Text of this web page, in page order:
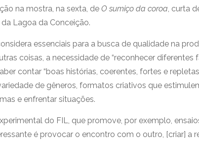
na mostra, na sexta, de O sumiço da coroa, curta
Lagoa da Conceição.
essenciais para a busca de qualidade na
coisas, a necessidade de “reconhecer diferentes
contar “boas histórias, coerentes, fortes e
de gêneros, formatos criativos que
e enfrentar situações.
do FIL, que promove, por exemplo,
é provocar o encontro com o outro, [criar] a